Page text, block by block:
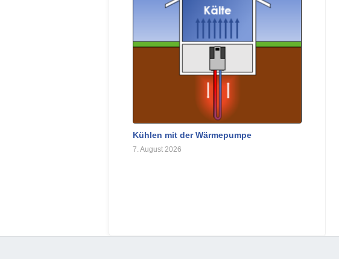
Kühlen mit der Wärmepumpe
7. August 2026